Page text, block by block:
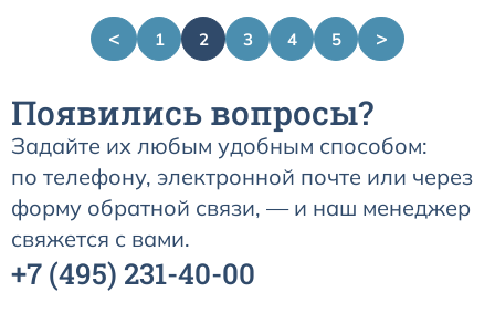
< 1 2 3 4 5 >
Появились вопросы?
Задайте их любым удобным способом:
по телефону, электронной почте или через
форму обратной связи, — и наш менеджер
свяжется с вами.
+7 (495) 231-40-00